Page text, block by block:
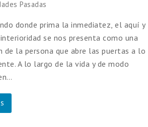
Pasadas
donde prima la inmediatez, el aquí y
se nos presenta como una
de la persona que abre las puertas a lo
A lo largo de la vida y de modo